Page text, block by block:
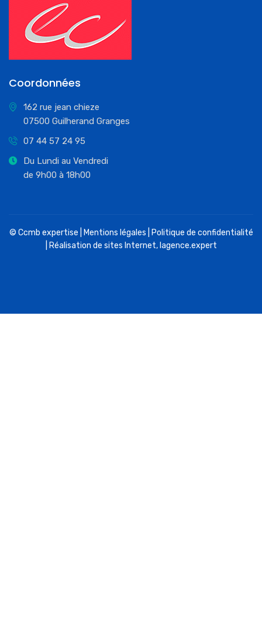
Coordonnées
162 rue jean chieze
07500 Guilherand Granges
07 44 57 24 95
Du Lundi au Vendredi
de 9h00 à 18h00
© Ccmb expertise | Mentions légales
Politique de confidentialité
| Réalisation de sites Internet, lagence.expert